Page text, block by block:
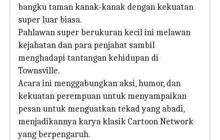
bangku taman kanak-kanak dengan kekuatan
super luar biasa.
Pahlawan super berukuran kecil ini melawan
kejahatan dan para penjahat sambil
menghadapi tantangan kehidupan di
Townsville.
Acara ini menggabungkan aksi, humor, dan
kekuatan perempuan untuk menyampaikan
pesan untuk menguatkan tekad yang abadi,
menjadikannya karya klasik Cartoon Network
yang berpengaruh.